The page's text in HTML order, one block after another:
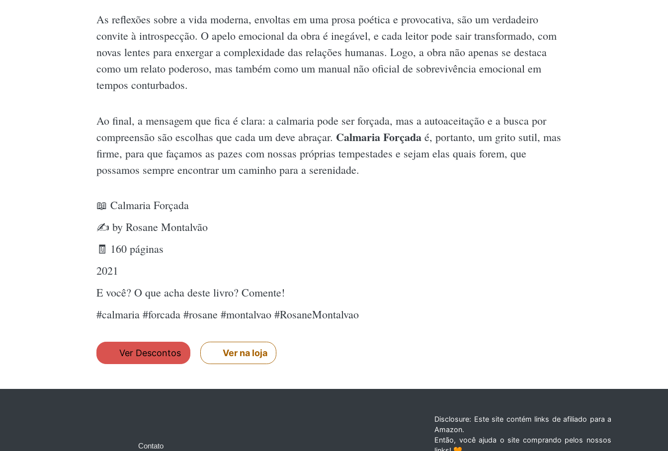
As reflexões sobre a vida moderna, envoltas em uma prosa poética e provocativa, são um verdadeiro
convite à introspecção. O apelo emocional da obra é inegável, e cada leitor pode sair transformado, com
novas lentes para enxergar a complexidade das relações humanas. Logo, a obra não apenas se destaca
como um relato poderoso, mas também como um manual não oficial de sobrevivência emocional em
tempos conturbados.
Ao final, a mensagem que fica é clara: a calmaria pode ser forçada, mas a autoaceitação e a busca por
compreensão são escolhas que cada um deve abraçar. Calmaria Forçada é, portanto, um grito sutil, mas
firme, para que façamos as pazes com nossas próprias tempestades e sejam elas quais forem, que
possamos sempre encontrar um caminho para a serenidade.
📖 Calmaria Forçada
✍ by Rosane Montalvão
🧾 160 páginas
2021
E você? O que acha deste livro? Comente!
#calmaria #forcada #rosane #montalvao #RosaneMontalvao
Ver Descontos Ver na loja
Contato
Disclosure: Este site contém links de afiliado para a
Amazon.
Então, você ajuda o site comprando pelos nossos